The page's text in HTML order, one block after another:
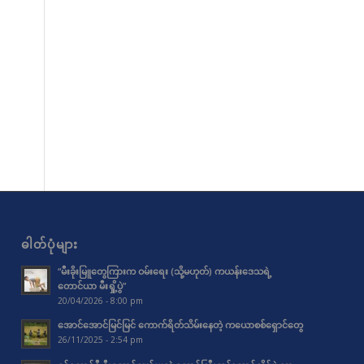
ဓါတ်ပုံများ
“မီးခိုးမြူတွေကြားက ဝမ်းရေး (သို့မဟုတ်) ကယန်းဒေသရဲ့
တောင်ယာ မီးရှို့ပွဲ”
20/04/2026 - 8:00 pm
အောင်အောင်မြင်မြင် ကောက်ရိတ်သိမ်းနေတဲ့ ကယောစစ်ရှောင်တွေ
26/11/2025 - 2:54 pm